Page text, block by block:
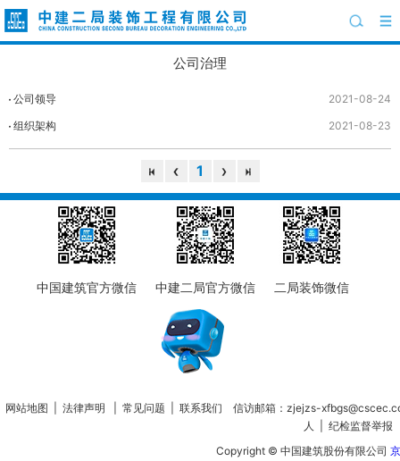
公司治理
公司领导
2021-08-24
组织架构
2021-08-23
1
中国建筑官方微信 中建二局官方微信 二局装饰微信
网站地图 法律声明 常见问题 联系我们 信访邮箱：zjejzs-
人
纪检监督举报
Copyright © 中国建筑股份有限公司